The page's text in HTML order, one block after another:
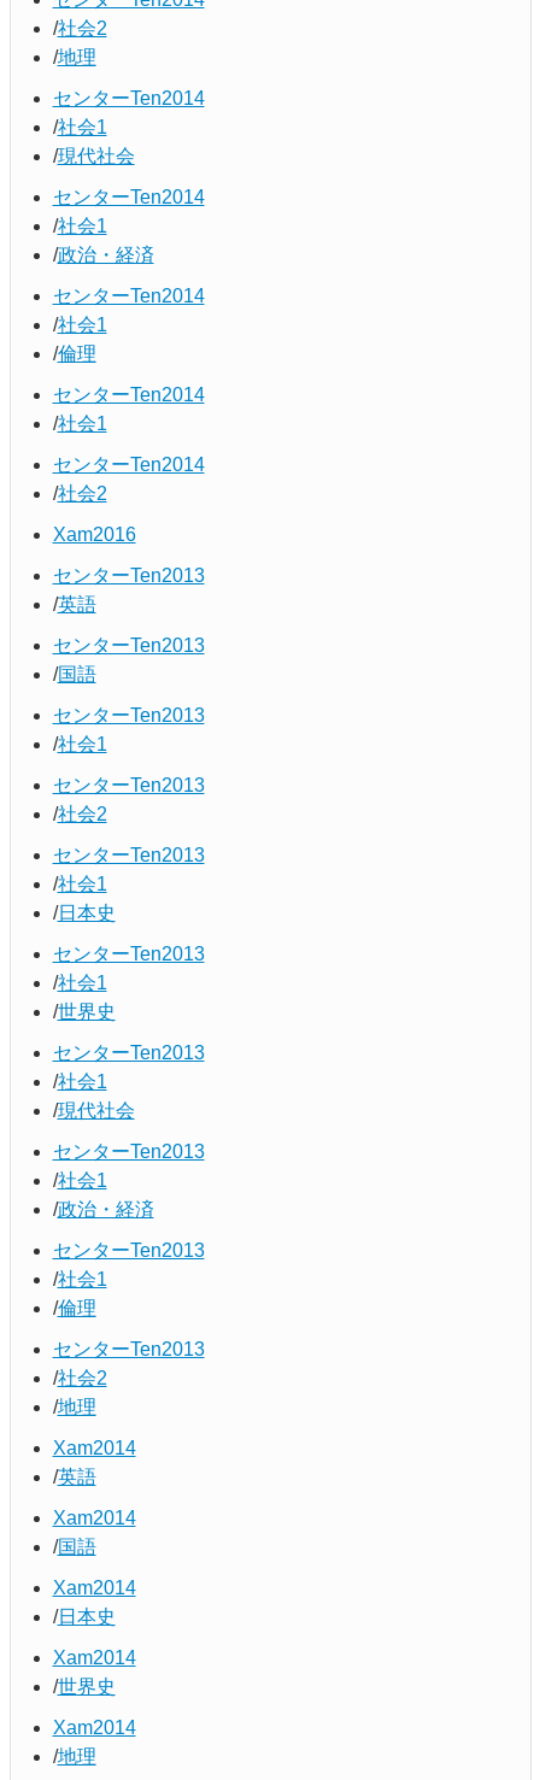
社会2
地理
センターTen2014
社会1
現代社会
センターTen2014
社会1
政治・経済
センターTen2014
社会1
倫理
センターTen2014
社会1
センターTen2014
社会2
Xam2016
センターTen2013
英語
センターTen2013
国語
センターTen2013
社会1
センターTen2013
社会2
センターTen2013
社会1
日本史
センターTen2013
社会1
世界史
センターTen2013
社会1
現代社会
センターTen2013
社会1
政治・経済
センターTen2013
社会1
倫理
センターTen2013
社会2
地理
Xam2014
英語
Xam2014
国語
Xam2014
日本史
Xam2014
世界史
Xam2014
地理